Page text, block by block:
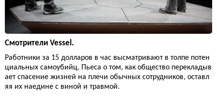
Смотрители Vessel.
Работники за 15 долларов в час высматривают в толпе потен
циальных самоубийц. Пьеса о том, как общество перекладыв
ает спасение жизней на плечи обычных сотрудников, оставл
яя их наедине с виной и травмой.